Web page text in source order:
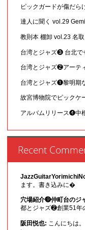
ピックガードが傷だら
達人に聞く vol.29
教則本 棚卸 vol.23 名
台湾とジャズ❸ 台北で
台湾とジャズ❷アーテ
台湾とジャズ❶黎明期
故宮博物院でピックケ
アルバムリリース❹中
Recent
ます。書き込みに�
穴場紹介❾仲町台のジ
都とジャズ❷創業51年
阪田悦也: こんにちは